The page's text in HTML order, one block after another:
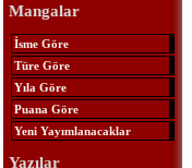
Mangalar
İsme Göre
Türe Göre
Yıla Göre
Puana Göre
Yeni Yayımlanacaklar
Yazılar